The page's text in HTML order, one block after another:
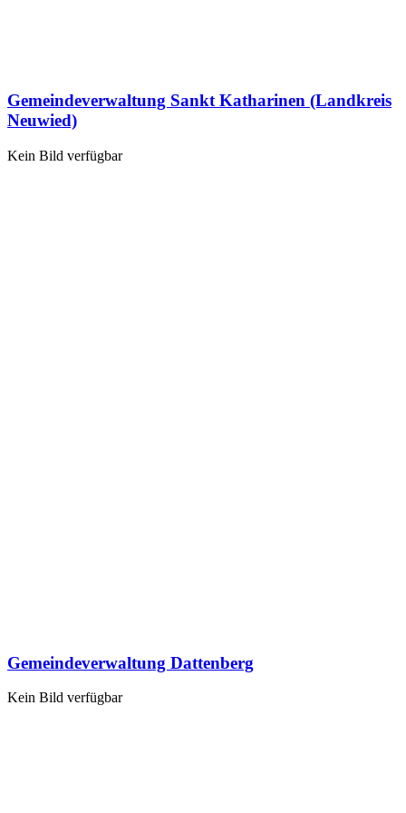
Gemeindeverwaltung Sankt Katharinen (Landkreis
Neuwied)
Kein Bild verfügbar
Gemeindeverwaltung Dattenberg
Kein Bild verfügbar